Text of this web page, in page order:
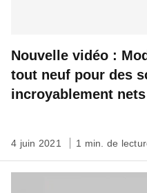
Nouvelle vidéo :
tout neuf pour des
incroyablement
4 juin 2021 1 min. de